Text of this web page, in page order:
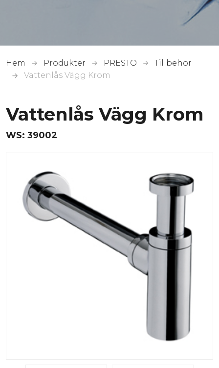
Hem Produkter PRESTO
Tillbehör
Vattenlås Vägg Krom
Vattenlås Vägg Krom
WS: 39002